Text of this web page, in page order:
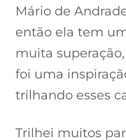
Mário de
então ela tem
muita
foi uma
trilhando esses
Trilhei muitos